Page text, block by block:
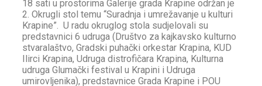
18 sati u prostorima Galerije grada Krapine održan je
2. Okrugli stol temu “Suradnja i umrežavanje u kulturi
Krapine”. U radu okruglog stola sudjelovali su
predstavnici 6 udruga (Društvo za kajkavsko kulturno
stvaralaštvo, Gradski puhački orkestar Krapina, KUD
Ilirci Krapina, Udruga distrofičara Krapina, Kulturna
udruga Glumački festival u Krapini i Udruga
umirovljenika), predstavnice Grada Krapine i POU